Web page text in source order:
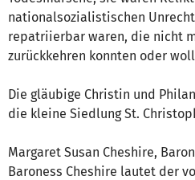
nationalsozialistischen
repatriierbar waren, die nicht
zurückkehren konnten oder
Die gläubige Christin und
die kleine Siedlung St.
Margaret Susan Cheshire,
Baroness Cheshire lautet der